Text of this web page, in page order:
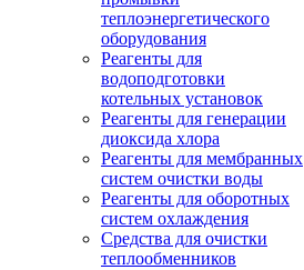
теплоэнергетического
оборудования
Реагенты для
водоподготовки
котельных установок
Реагенты для генерации
диоксида хлора
Реагенты для мембранных
систем очистки воды
Реагенты для оборотных
систем охлаждения
Средства для очистки
теплообменников